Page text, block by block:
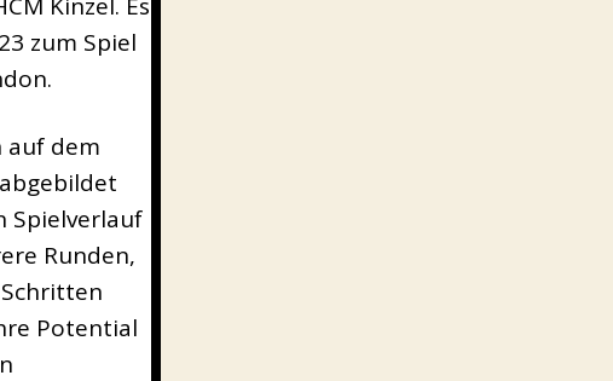
Kinzel. Es
zum Spiel
auf dem
Spielverlauf
Runden,
Potential